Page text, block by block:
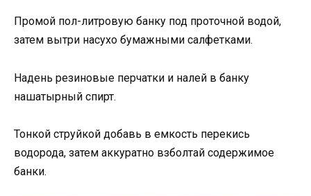
Промой пол-литровую банку под проточной водой,
затем вытри насухо бумажными салфетками.
Надень резиновые перчатки и налей в банку
нашатырный спирт.
Тонкой струйкой добавь в емкость перекись
водорода, затем аккуратно взболтай содержимое
банки.